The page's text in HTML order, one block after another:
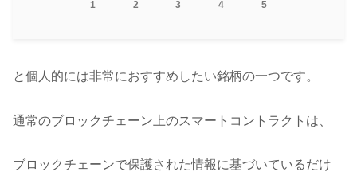
1 2 3 4 5
と個人的には非常におすすめしたい銘柄の一つです。
通常のブロックチェーン上のスマートコントラクトは、
ブロックチェーンで保護された情報に基づいているだけ